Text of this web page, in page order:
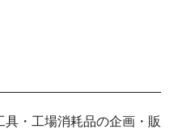
・工場消耗品の企画・販